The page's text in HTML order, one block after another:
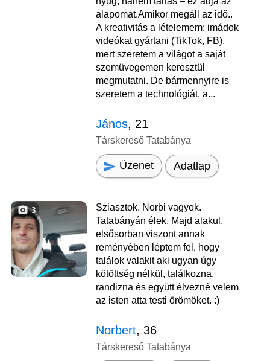
alapomat. ​Amikor megáll az idő..
A kreativitás a lételemem: imádok
videókat gyártani (TikTok, FB),
mert szeretem a világot a saját
szemüvegemen keresztül
megmutatni. De bármennyire is
szeretem a technológiát, a...
János, 21
Társkereső Tatabánya
Üzenet Adatlap
3
Sziasztok. Norbi vagyok.
Tatabányán élek. Majd alakul,
elsősorban viszont annak
reményében léptem fel, hogy
találok valakit aki ugyan úgy
kötöttség nélkül, találkozna,
randizna és együtt élvezné velem
az isten atta testi örömöket. :)
Norbert, 36
Társkereső Tatabánya